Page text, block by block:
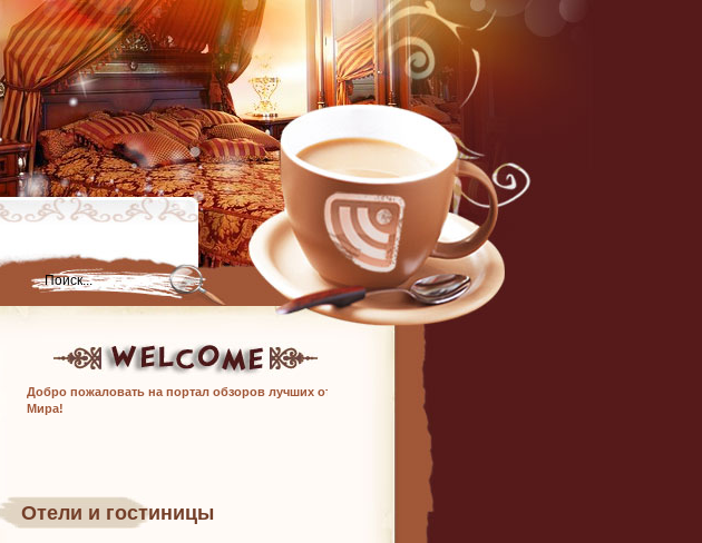
Добро пожаловать на портал обзоров лучших отелей
Мира!
Отели и гостиницы